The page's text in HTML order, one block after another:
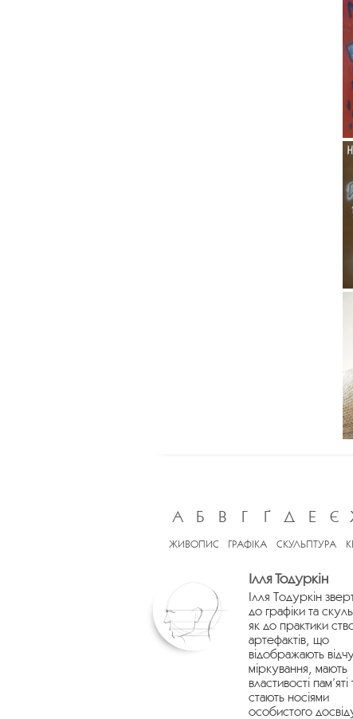
А
Б В Г Ґ Д Е Є
ЖИВОПИС ГРАФІКА СКУЛЬПТУРА
Ілля Тодуркін
Ілля Тодуркін
до графіки та
як до практики
артефактів, що
відображають
міркування, мають
властивості пам’яті
стають носіями
особистого